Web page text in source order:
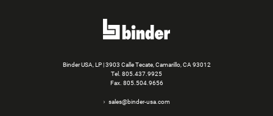
Binder USA, LP | 3903 Calle Tecate, Camarillo, CA 93012
Tel. 805.437.9925
Fax. 805.504.9656
sales@binder-usa.com